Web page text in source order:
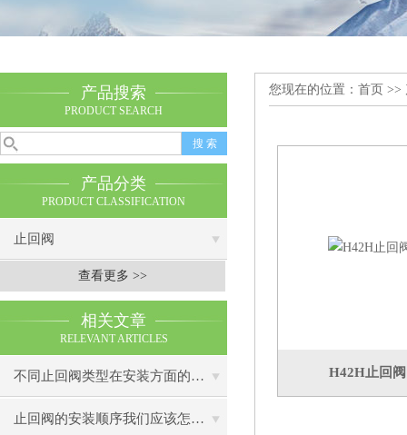
产品搜索
PRODUCT SEARCH
产品分类
PRODUCT CLASSIFICATION
止回阀
查看更多 >>
相关文章
RELEVANT ARTICLES
不同止回阀类型在安装方面的不同之处
止回阀的安装顺序我们应该怎么选择呢？
您现在的位置： 首页 >>
H42H止回